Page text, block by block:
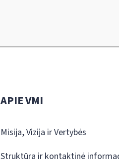
APIE VMI
Misija, Vizija ir Vertybės
Struktūra ir kontaktinė